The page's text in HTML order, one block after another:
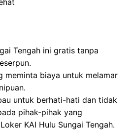
Tengah ini gratis tanpa
meminta biaya untuk melamar
untuk berhati-hati dan tidak
pihak-pihak yang
KAI Hulu Sungai Tengah.